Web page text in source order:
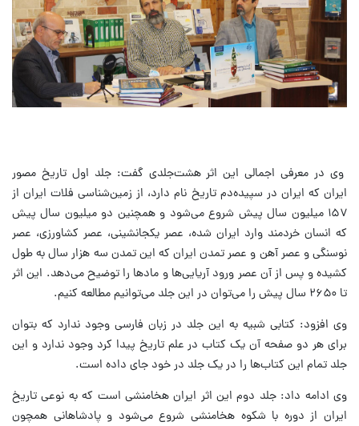
وی در معرفی اجمالی این اثر هشت‌جلدی گفت: جلد اول تاریخ مصور
ایران که ایران در سپیده‌دم تاریخ نام دارد، از زمین‌شناسی فلات ایران از
۱۵۷ میلیون سال پیش شروع می‌شود و همچنین دو میلیون سال پیش
که انسان خردمند وارد ایران شده، عصر یکجانشینی، عصر کشاورزی، عصر
نوسنگی و عصر آهن و عصر تمدن ایران که این تمدن سه هزار سال به طول
کشیده و پس از آن عصر ورود آریایی‌ها و مادها را توضیح می‌دهد. این اثر
تا ۲۶۵۰ سال پیش را می‌توان در این جلد می‌توانیم مطالعه کنیم.
وی افزود: کتابی شبیه به این جلد در زبان فارسی وجود ندارد که بتوان
برای هر دو صفحه آن یک کتاب در علم تاریخ پیدا کرد وجود ندارد و این
جلد تمام این کتاب‌ها را در یک جلد در خود جای داده است.
وی ادامه داد: جلد دوم این اثر ایران هخامنشی است که به نوعی تاریخ
ایران از دوره با شکوه هخامنشی شروع می‌شود و پادشاهانی همچون